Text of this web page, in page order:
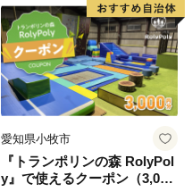
愛知県小牧市
『トランポリンの森 RolyPol
y』で使えるクーポン（3,000